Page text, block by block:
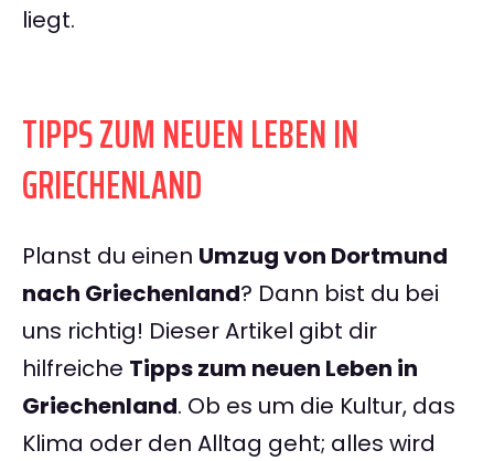
liegt.
TIPPS ZUM NEUEN LEBEN IN
GRIECHENLAND
Planst du einen Umzug von Dortmund
nach Griechenland? Dann bist du bei
uns richtig! Dieser Artikel gibt dir
hilfreiche Tipps zum neuen Leben in
Griechenland. Ob es um die Kultur, das
Klima oder den Alltag geht; alles wird